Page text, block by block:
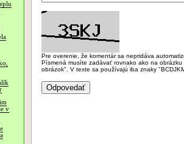
v
Pre overenie, že komentár sa nepridáva
Písmená musíte zadávať rovnako ako na
obrázok". V texte sa používajú iba znaky